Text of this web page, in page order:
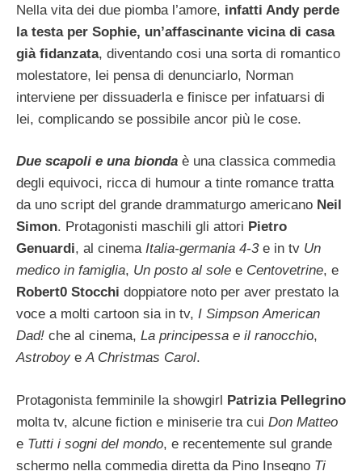
Nella vita dei due piomba l’amore, infatti Andy perde
la testa per Sophie, un’affascinante vicina di casa
già fidanzata, diventando cosi una sorta di romantico
molestatore, lei pensa di denunciarlo, Norman
interviene per dissuaderla e finisce per infatuarsi di
lei, complicando se possibile ancor più le cose.
Due scapoli e una bionda è una classica commedia
degli equivoci, ricca di humour a tinte romance tratta
da uno script del grande drammaturgo americano Neil
Simon. Protagonisti maschili gli attori Pietro
Genuardi, al cinema Italia-germania 4-3e in tv Un
medico in famiglia, Un posto al sole e Centovetrine, e
Robert0 Stocchi doppiatore noto per aver prestato la
voce a molti cartoon sia in tv, I Simpson American
Dad! che al cinema, La principessa e il ranocchio,
Astroboy eA Christmas Carol.
Protagonista femminile la showgirl Patrizia Pellegrino
molta tv, alcune fiction e miniserie tra cui Don Matteo
e Tutti i sogni del mondo, e recentemente sul grande
schermo nella commedia diretta da Pino Insegno Ti